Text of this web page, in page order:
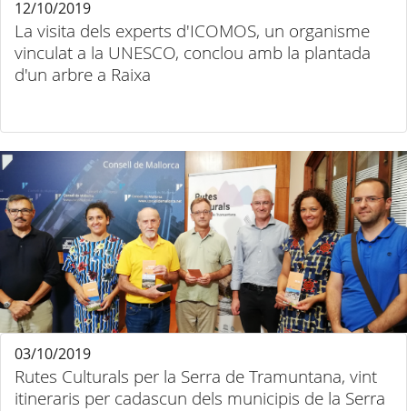
La visita dels experts d'ICOMOS, un organisme
vinculat a la UNESCO, conclou amb la plantada
d'un arbre a Raixa
12/10/2019
Rutes Culturals per la Serra de Tramuntana, vint
itineraris per cadascun dels municipis de la Serra
03/10/2019